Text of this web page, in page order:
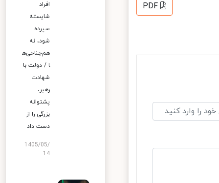
PDF
افراد
شایسته
سپرده
شود، نه
هم‌جناحی‌ه
ا / دولت با
شهادت
رهبر،
پشتوانه
بزرگی را از
دست داد
1405/05/
14